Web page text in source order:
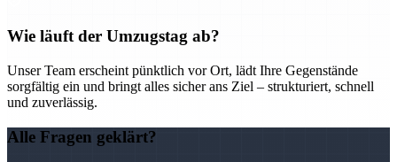
Wie läuft der Umzugstag ab?
Unser Team erscheint pünktlich vor Ort, lädt Ihre Gegenstände
sorgfältig ein und bringt alles sicher ans Ziel – strukturiert, schnell
und zuverlässig.
Alle Fragen geklärt?